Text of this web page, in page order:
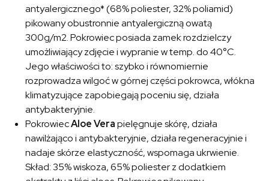
antyalergicznego* (68% poliester, 32% poliamid)
pikowany obustronnie antyalergiczną owatą
300g/m2. Pokrowiec posiada zamek rozdzielczy
umożliwiający zdjęcie i wypranie w temp. do 40°C.
Jego właściwości to: szybko i równomiernie
rozprowadza wilgoć w górnej części pokrowca, włókna
klimatyzujące zapobiegają poceniu się, działa
antybakteryjnie.
PokrowiecAloe Verapielęgnuje skórę, działa
nawilżająco i antybakteryjnie, działa regeneracyjnie i
nadaje skórze elastyczność, wspomaga ukrwienie.
Skład: 35% wiskoza, 65% poliester z dodatkiem